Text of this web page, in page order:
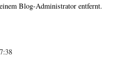
Blog-Administrator entfernt.